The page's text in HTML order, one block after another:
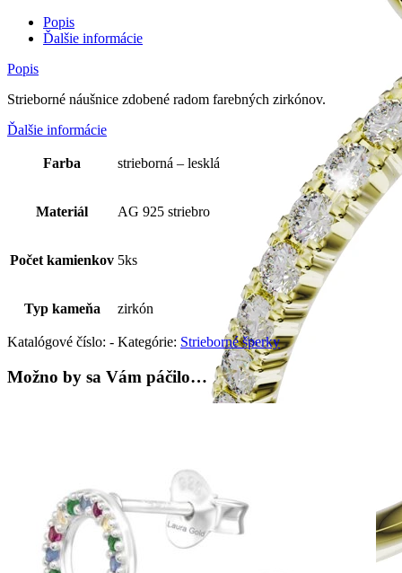
Popis
Ďalšie informácie
Popis
Strieborné náušnice zdobené radom farebných zirkónov.
Ďalšie informácie
Farba strieborná – lesklá
Materiál AG 925 striebro
Počet kamienkov 5ks
Typ kameňa zirkón
Katalógové číslo: - Kategórie: Strieborné šperky
Možno by sa Vám páčilo…